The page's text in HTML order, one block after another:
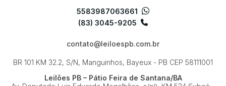
5583987063661
(83) 3045-9205
contato@leiloespb.com.br
BR 101 KM 32.2, S/N, Manguinhos, Bayeux - PB CEP 58111001
Leilões PB – Pátio Feira de Santana/BA